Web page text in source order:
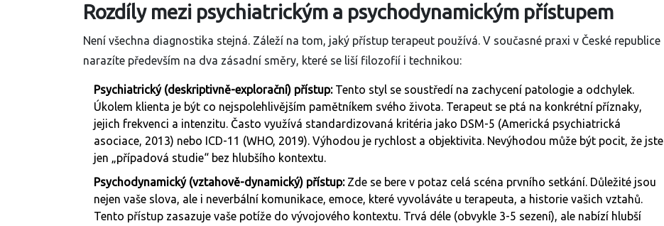
Rozdíly mezi psychiatrickým a psychodynamickým přístupem
Není všechna diagnostika stejná. Záleží na tom, jaký přístup terapeut používá. V současné praxi v České republice
narazíte především na dva zásadní směry, které se liší filozofií i technikou:
Psychiatrický (deskriptivně-explorační) přístup:Tento styl se soustředí na zachycení patologie a odchylek.
Úkolem klienta je být co nejspolehlivějším pamětníkem svého života. Terapeut se ptá na konkrétní příznaky,
jejich frekvenci a intenzitu. Často využívá standardizovaná kritéria jako DSM-5 (Americká psychiatrická
asociace, 2013) nebo ICD-11 (WHO, 2019). Výhodou je rychlost a objektivita. Nevýhodou může být pocit, že jste
jen „případová studie“ bez hlubšího kontextu.
Psychodynamický (vztahově-dynamický) přístup:Zde se bere v potaz celá scéna prvního setkání. Důležité jsou
nejen vaše slova, ale i neverbální komunikace, emoce, které vyvoláváte u terapeuta, a historie vašich vztahů.
Tento přístup zasazuje vaše potíže do vývojového kontextu. Trvá déle (obvykle 3-5 sezení), ale nabízí hlubší